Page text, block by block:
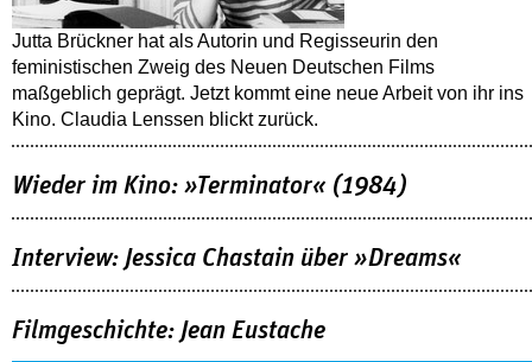
Jutta Brückner hat als Autorin und Regisseurin den
feministischen Zweig des Neuen Deutschen Films
maßgeblich geprägt. Jetzt kommt eine neue Arbeit von ihr ins
Kino. Claudia Lenssen blickt zurück.
Wieder im Kino: »Terminator« (1984)
Interview: Jessica Chastain über »Dreams«
Filmgeschichte: Jean Eustache